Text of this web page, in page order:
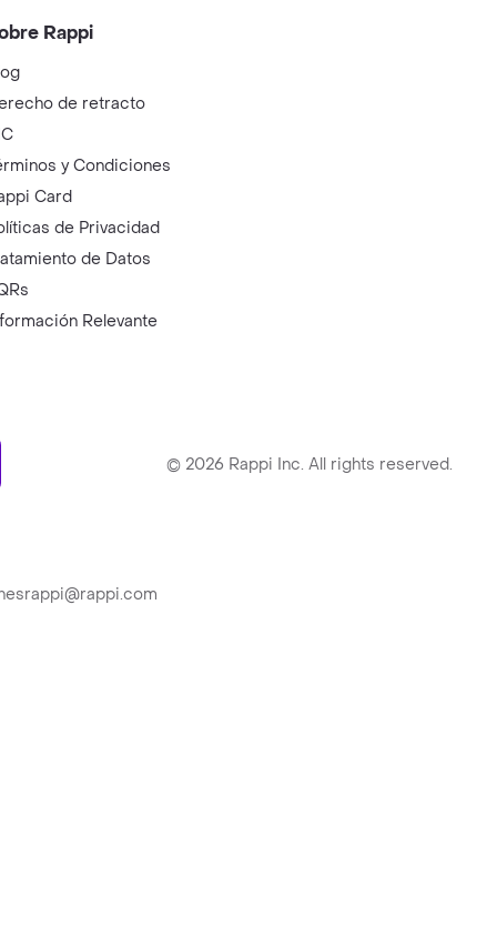
Rappi
de retracto
y Condiciones
Card
de Privacidad
de Datos
Relevante
© 2026 Rappi Inc. All rights reserved.